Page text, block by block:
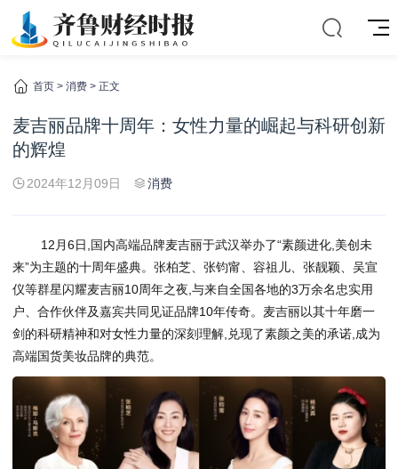
首页 > 消费 > 正文
麦吉丽品牌十周年：女性力量的崛起与科研创新
的辉煌
2024年12月09日 消费
12月6日,国内高端品牌麦吉丽于武汉举办了“素颜进化,美创未
来”为主题的十周年盛典。张柏芝、张钧甯、容祖儿、张靓颖、吴宣
仪等群星闪耀麦吉丽10周年之夜,与来自全国各地的3万余名忠实用
户、合作伙伴及嘉宾共同见证品牌10年传奇。麦吉丽以其十年磨一
剑的科研精神和对女性力量的深刻理解,兑现了素颜之美的承诺,成为
高端国货美妆品牌的典范。